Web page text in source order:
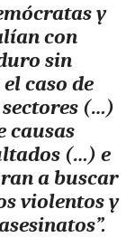
y
con
sin
caso de
sectores (…)
causas
(…) e
a buscar
violentos y